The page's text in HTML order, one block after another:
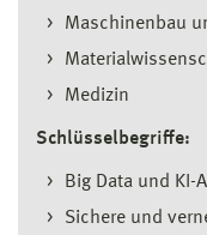
Maschinenbau
Medizin
Schlüsselbegriffe:
Big Data und KI-
Sichere und